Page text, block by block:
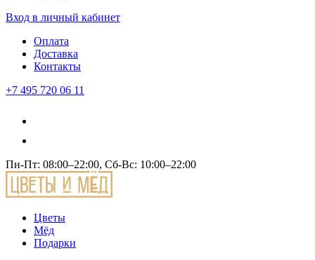
Вход в личный кабинет
Оплата
Доставка
Контакты
+7 495 720 06 11
Пн-Пт: 08:00–22:00, Сб-Вс: 10:00–22:00
Цветы
Мёд
Подарки